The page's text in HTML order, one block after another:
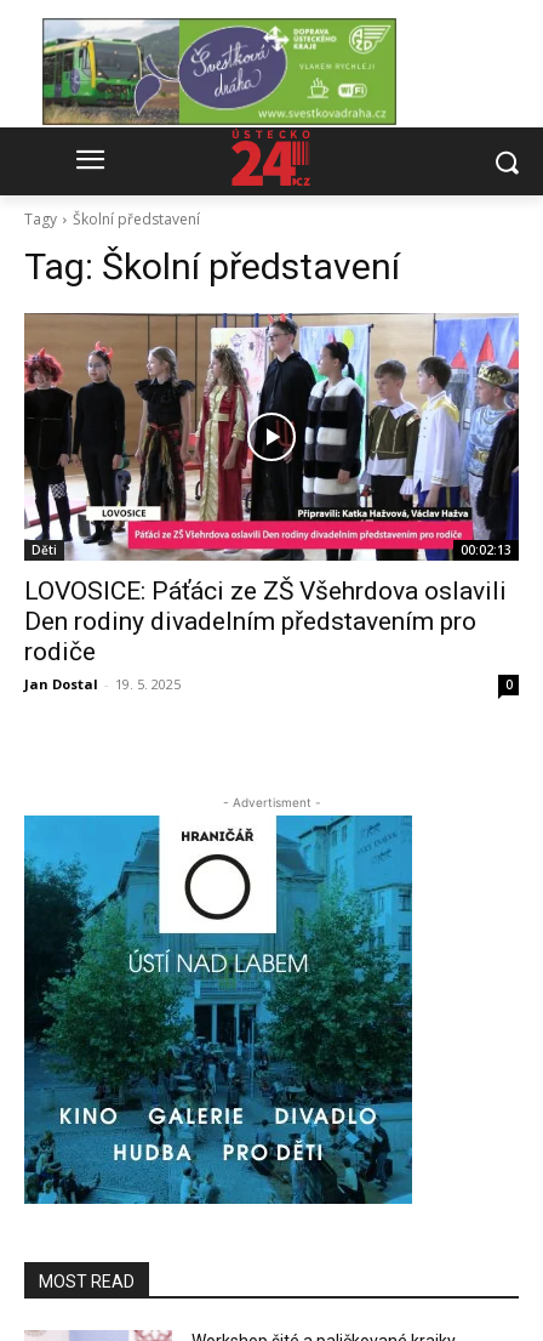
Tagy Školní představení
Tag: Školní představení
Děti 00:02:13
LOVOSICE: Páťáci ze ZŠ Všehrdova oslavili
Den rodiny divadelním představením pro
rodiče
Jan Dostal - 19. 5. 2025 0
- Advertisment -
MOST READ